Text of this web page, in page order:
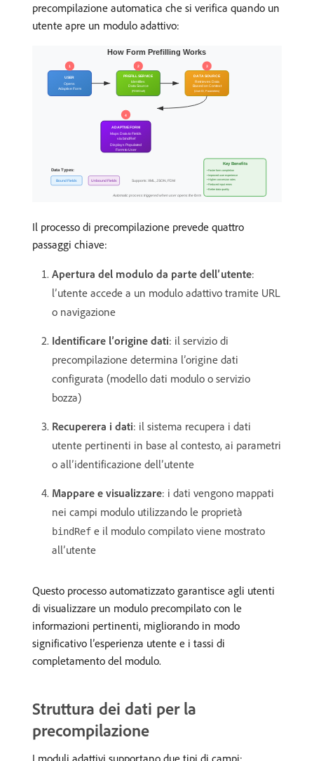
precompilazione automatica che si verifica quando un
utente apre un modulo adattivo:
Il processo di precompilazione prevede quattro
passaggi chiave:
Apertura del modulo da parte dell’utente:
l’utente accede a un modulo adattivo tramite URL
o navigazione
Identificare l’origine dati: il servizio di
precompilazione determina l’origine dati
configurata (modello dati modulo o servizio
bozza)
Recuperera i dati: il sistema recupera i dati
utente pertinenti in base al contesto, ai parametri
o all’identificazione dell’utente
Mappare e visualizzare: i dati vengono mappati
nei campi modulo utilizzando le proprietà
bindRef e il modulo compilato viene mostrato
all’utente
Questo processo automatizzato garantisce agli utenti
di visualizzare un modulo precompilato con le
informazioni pertinenti, migliorando in modo
significativo l’esperienza utente e i tassi di
completamento del modulo.
Struttura dei dati per la
precompilazione
I moduli adattivi supportano due tipi di campi: